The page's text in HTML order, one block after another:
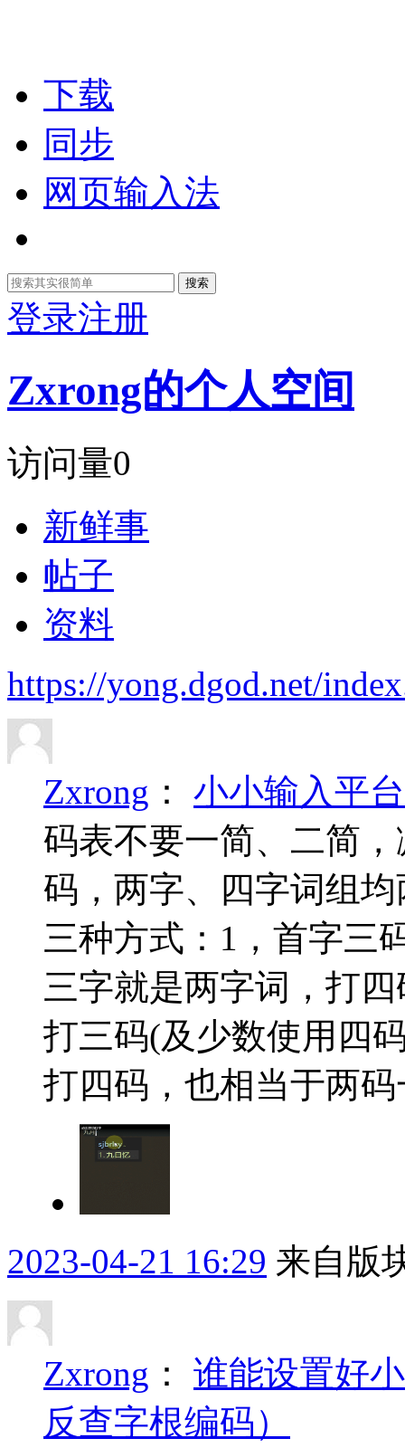
下载
同步
网页输入法
搜索
登录注册
Zxrong的个人空间
访问量0
新鲜事
帖子
资料
https://yong.dgod.net/
Zxrong ： 小小输入平
码表不要一简、二简
码，两字、四字词组
三种方式：1，首字三
三字就是两字词，打
打三码(及少数使用四
打四码，也相当于两
2023-04-21 16:29 来自版
Zxrong ： 谁能设置好
反查字根编码）